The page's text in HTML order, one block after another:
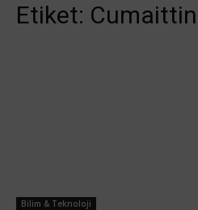
Etiket:
Bilim & Teknoloji